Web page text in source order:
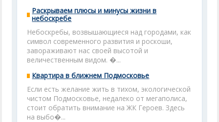
Раскрываем плюсы и минусы жизни в
небоскребе
Небоскребы, возвышающиеся над городами, как
символ современного развития и роскоши,
завораживают нас своей высотой и
величественным видом. �...
Квартира в ближнем Подмосковье
Если есть желание жить в тихом, экологической
чистом Подмосковье, недалеко от мегаполиса,
стоит обратить внимание на ЖК Героев. Здесь
на выбо�...